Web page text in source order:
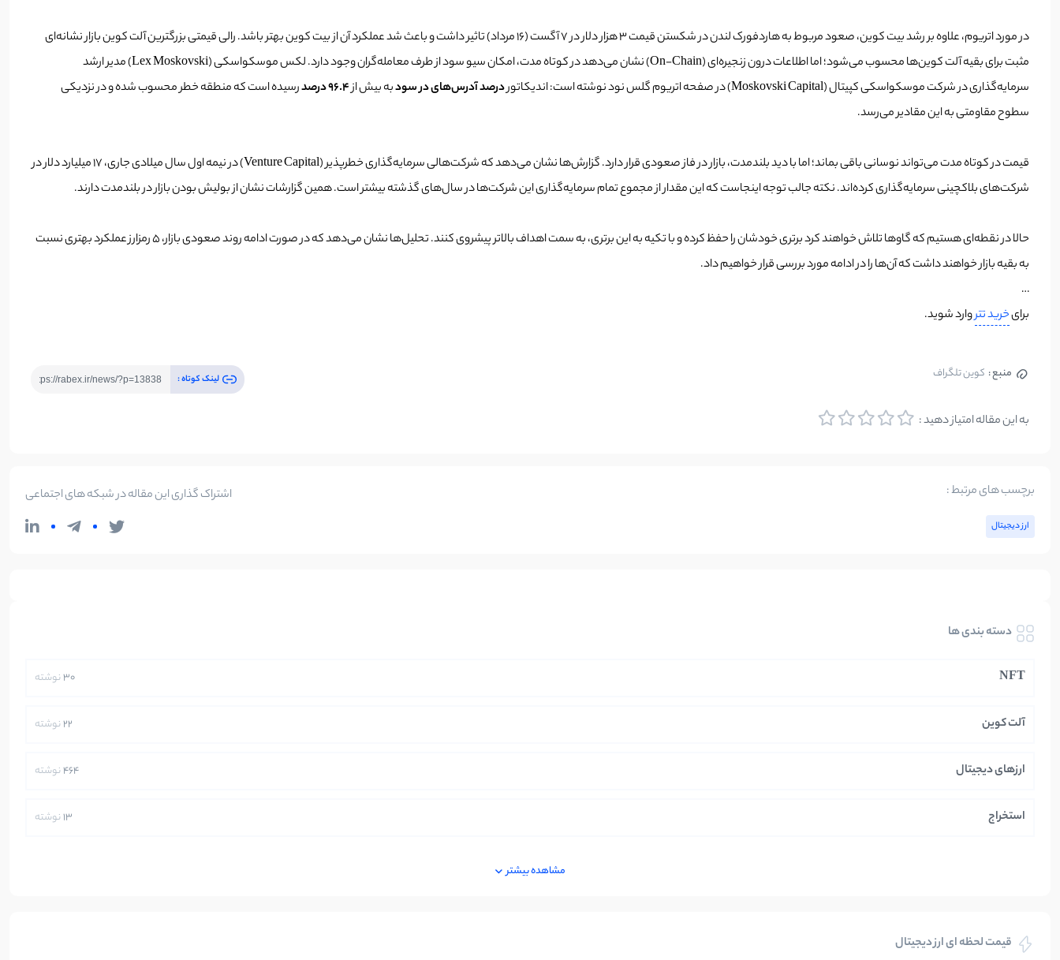
در مورد اتریوم، علاوه بر رشد بیت کوین، صعود مربوط به هاردفورک لندن در شکستن قیمت 3 هزار دلار در 7 آگست (16 مرداد) تاثیر داشت و باعث شد عملکرد آن از بیت کوین بهتر باشد. رالی قیمتی بزرگترین آلت کوین بازار نشانه‌ای
مثبت برای بقیه آلت کوین‌ها محسوب می‌‌شود؛ اما اطلاعات درون زنجیره‌ای (On-Chain) نشان می‌دهد در کوتاه مدت، امکان سیو سود از طرف معامله‌گران وجود دارد. لکس موسکواسکی (Lex Moskovski) مدیر ارشد
سرمایه‌گذاری در شرکت موسکواسکی کپیتال (Moskovski Capital) در صفحه اتریوم گلس نود نوشته است: اندیکاتور
درصد آدرس‌های در سودبه بیش از96.4 درصد
رسیده است که منطقه خطر محسوب شده و در نزدیکی
سطوح مقاومتی به این مقادیر می‌رسد.
قیمت در کوتاه مدت می‌تواند نوسانی باقی بماند؛ اما با دید بلندمدت، بازار در فاز صعودی قرار دارد. گزارش‌ها نشان می‌دهد که شرکت‌هالی سرمایه‌گذاری خطرپذیر (Venture Capital) در نیمه اول سال میلادی جاری، 17 میلیارد دلار در
شرکت‌های بلاکچینی سرمایه‌گذاری کرده‌اند. نکته جالب توجه اینجاست که این مقدار از مجموع تمام سرمایه‌گذاری این شرکت‌ها در سال‌های گذشته بیشتر است. همین گزارشات نشان از بولیش بودن بازار در بلندمدت دارند.
حالا در نقطه‌ای هستیم که گاوها تلاش خواهند کرد برتری خودشان را حفظ کرده و با تکیه به این برتری، به سمت اهداف بالاتر پیشروی کنند. تحلیل‌ها نشان می‌دهد که در صورت ادامه روند صعودی بازار، 5 رمزارز عملکرد بهتری نسبت
به بقیه بازار خواهند داشت که آن‌ها را در ادامه مورد بررسی قرار خواهیم داد.
…
برایخرید تتروارد شوید.
منبع : کوین تلگراف
به این مقاله امتیاز دهید :
لینک کوتاه :
برچسب های مرتبط :
ارز دیجیتال
اشتراک گذاری این مقاله در شبکه های اجتماعی
دسته بندی ها
NFT
30نوشته
آلت کوین 22نوشته
ارزهای دیجیتال 464نوشته
استخراج 13نوشته
مشاهده بیشتر
قیمت لحظه ای ارز دیجیتال